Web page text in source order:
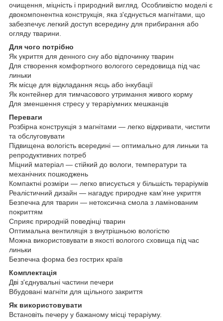
очищення, міцність і природний вигляд. Особливістю моделі є
двокомпонентна конструкція, яка з'єднується магнітами, що
забезпечує легкий доступ всередину для прибирання або
огляду тварини.
Для чого потрібно
Як укриття для денного сну або відпочинку тварин
Для створення комфортного вологого середовища під час
линьки
Як місце для відкладання яєць або інкубації
Як контейнер для тимчасового утримання живого корму
Для зменшення стресу у тераріумних мешканців
Переваги
Розбірна конструкція з магнітами — легко відкривати, чистити
та обслуговувати
Підвищена вологість всередині — оптимально для линьки та
репродуктивних потреб
Міцний матеріал — стійкий до вологи, температури та
механічних пошкоджень
Компактні розміри — легко вписується у більшість тераріумів
Реалістичний дизайн — нагадує природне кам’яне укриття
Безпечна для тварин — нетоксична смола з ламінованим
покриттям
Сприяє природній поведінці тварин
Оптимальна вентиляція з внутрішньою вологістю
Можна використовувати в якості вологого сховища під час
линьки
Безпечна форма без гострих країв
Комплектація
Дві з'єднувальні частини печери
Вбудовані магніти для щільного закриття
Як використовувати
Встановіть печеру у бажаному місці тераріуму.